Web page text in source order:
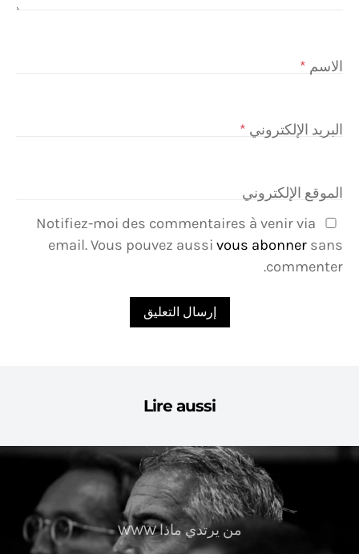
الاسم *
البريد الإلكتروني *
الموقع الإلكتروني
Notifiez-moi des commentaires à venir via
email. Vous pouvez aussi vous abonner sans
commenter.
Lire aussi
من يرتدي ماذا WWW